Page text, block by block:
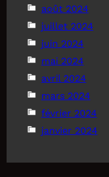
août 2024
juillet 2024
juin 2024
mai 2024
avril 2024
mars 2024
février 2024
janvier 2024